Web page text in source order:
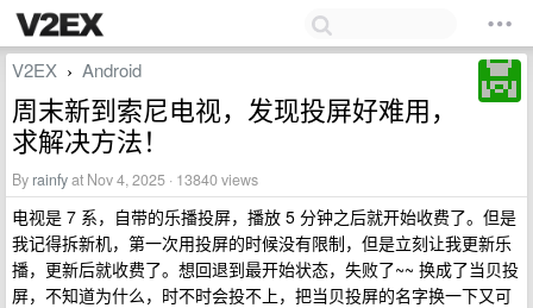
V2EX › Android
周末新到索尼电视，发现投屏好难用，
求解决方法！
By rainfyat Nov 4, 2025 · 13840 views
电视是 7 系，自带的乐播投屏，播放 5 分钟之后就开始收费了。但是
我记得拆新机，第一次用投屏的时候没有限制，但是立刻让我更新乐
播，更新后就收费了。想回退到最开始状态，失败了~~ 换成了当贝投
屏，不知道为什么，时不时会投不上，把当贝投屏的名字换一下又可